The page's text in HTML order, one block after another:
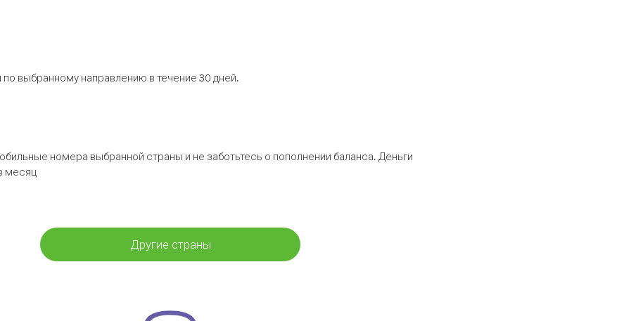
выбранному направлению в течение 30 дней.
номера выбранной страны и не заботьтесь о пополнении баланса. Деньги
месяц
Другие страны